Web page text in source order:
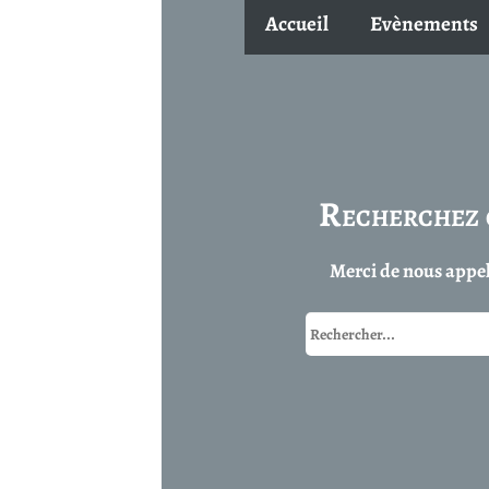
Evènements FSK
Recherchez ce que
Merci de nous appeler